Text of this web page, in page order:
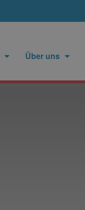
Über uns